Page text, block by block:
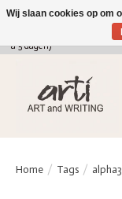
verkoop@arti-
a 5 dagen)
Home / Tags / alpha3
Wij slaan cookies op om